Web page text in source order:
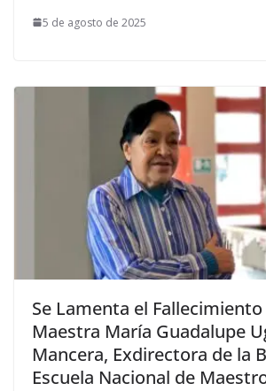
5 de agosto de 2025
Se Lamenta el Fallecimiento
Maestra María Guadalupe
Mancera, Exdirectora de la
Escuela Nacional de